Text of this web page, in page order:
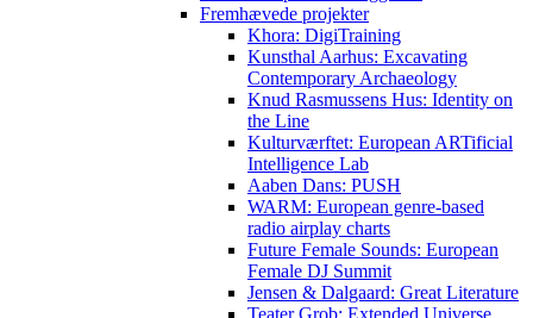
Fremhævede projekter
Khora: DigiTraining
Kunsthal Aarhus: Excavating
Contemporary Archaeology
Knud Rasmussens Hus: Identity on
the Line
Kulturværftet: European ARTificial
Intelligence Lab
Aaben Dans: PUSH
WARM: European genre-based
radio airplay charts
Future Female Sounds: European
Female DJ Summit
Jensen & Dalgaard: Great Literature
Teater Grob: Extended Universe